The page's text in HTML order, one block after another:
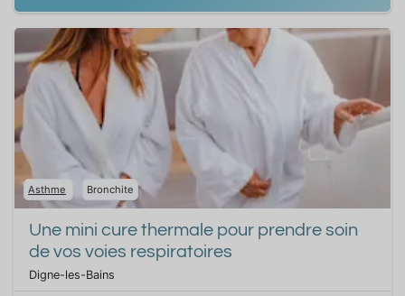
Asthme Bronchite
Une mini cure thermale pour prendre soin
de vos voies respiratoires
Digne-les-Bains